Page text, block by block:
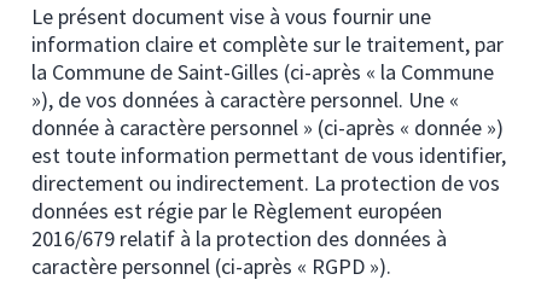
Le présent document vise à vous fournir une
information claire et complète sur le traitement, par
la Commune de Saint-Gilles (ci-après « la Commune
»), de vos données à caractère personnel. Une «
donnée à caractère personnel » (ci-après « donnée »)
est toute information permettant de vous identifier,
directement ou indirectement. La protection de vos
données est régie par le Règlement européen
2016/679 relatif à la protection des données à
caractère personnel (ci-après « RGPD »).